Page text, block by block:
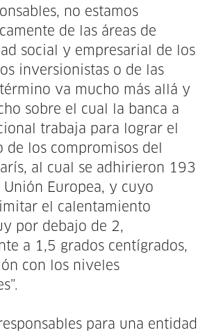
no estamos
de las áreas de
social y empresarial de los
inversionistas o de las
va mucho más allá y
sobre el cual la banca a
trabaja para lograr el
los compromisos del
al cual se adhirieron 193
Unión Europea, y cuyo
el calentamiento
por debajo de 2,
a 1,5 grados centígrados,
con los niveles
para una entidad